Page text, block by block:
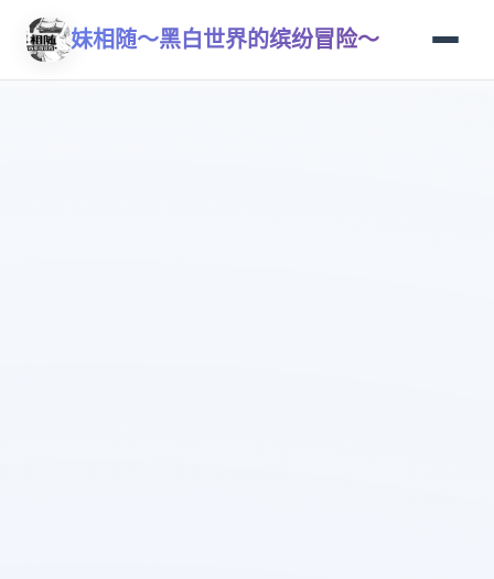
妹相随～黑白世界的缤纷冒险～